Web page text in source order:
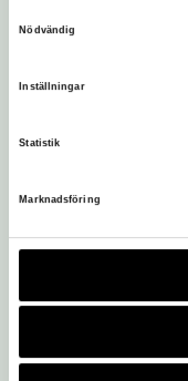
Nödvändig
Inställningar
Statistik
Marknadsföring